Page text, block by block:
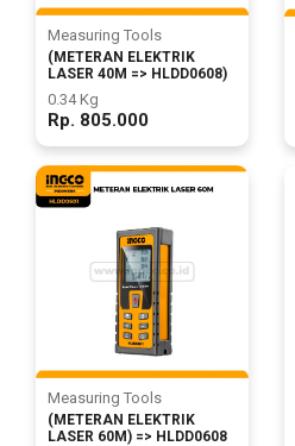
Measuring Tools
(METERAN ELEKTRIK
LASER 40M => HLDD0608)
0.34 Kg
Rp. 805.000
Measuring Tools
(METERAN ELEKTRIK
LASER 60M) => HLDD0608
Other
Tools
Cordless
Tools